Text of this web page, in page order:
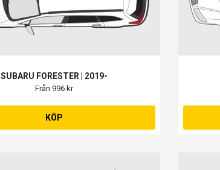
SUBARU FORESTER | 2019-
Från 996 kr
KÖP